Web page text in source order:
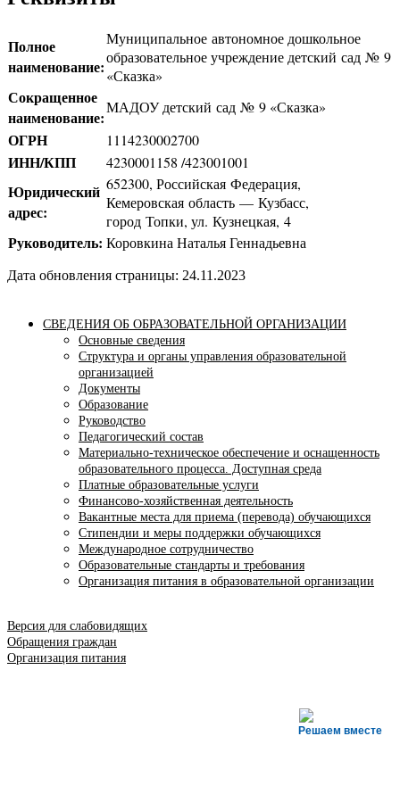
Полное
наименование:
Муниципальное автономное дошкольное
образовательное учреждение детский сад № 9
«Сказка»
Сокращенное
наименование:
МАДОУ детский сад № 9 «Сказка»
ОГРН 1114230002700
ИНН/КПП 4230001158 /423001001
Юридический
адрес:
652300, Российская Федерация,
Кемеровская область — Кузбасс,
город Топки, ул. Кузнецкая, 4
Руководитель: Коровкина Наталья Геннадьевна
Дата обновления страницы: 24.11.2023
СВЕДЕНИЯ ОБ ОБРАЗОВАТЕЛЬНОЙ ОРГАНИЗАЦИИ
Основные сведения
Структура и органы управления образовательной
организацией
Документы
Образование
Руководство
Педагогический состав
Материально-техническое обеспечение и оснащенность
образовательного процесса. Доступная среда
Платные образовательные услуги
Финансово-хозяйственная деятельность
Вакантные места для приема (перевода) обучающихся
Стипендии и меры поддержки обучающихся
Международное сотрудничество
Образовательные стандарты и требования
Организация питания в образовательной организации
Версия для слабовидящих
Обращения граждан
Организация питания
Решаем вместе